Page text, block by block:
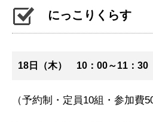
にっこりくらす
18日（木） 10：00～11：30
（予約制・定員10組・参加費